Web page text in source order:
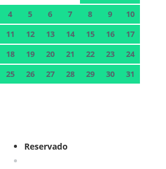
4
5 6 7 8 9
10
11
12 13 14 15 16
17
18
19 20 21 22 23
24
25
26 27 28 29 30 31
Reservado